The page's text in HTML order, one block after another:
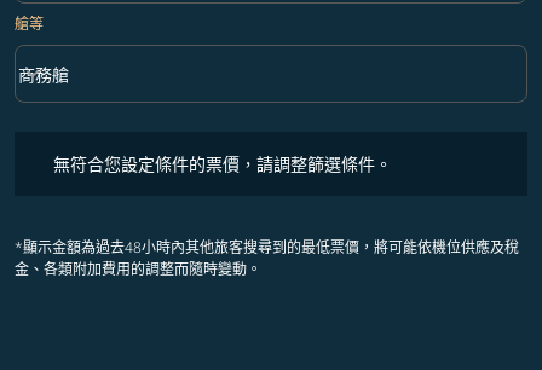
艙等
艙等 option 商務艙 Selected
商務艙
keyboard_arrow_down
無符合您設定條件的票價，請調整篩選條件。
*顯示金額為過去48小時內其他旅客搜尋到的最低票價，將可能依機位供應及稅
金、各類附加費用的調整而隨時變動。